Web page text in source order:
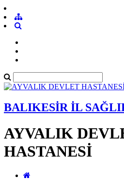
BALIKESİR İL
AYVALIK
HASTANESİ